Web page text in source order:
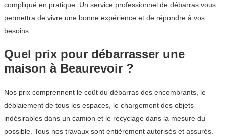
compliqué en pratique. Un service professionnel de débarras vous
permettra de vivre une bonne expérience et de répondre à vos
besoins.
Quel prix pour débarrasser une
maison à Beaurevoir ?
Nos prix comprennent le coût du débarras des encombrants, le
déblaiement de tous les espaces, le chargement des objets
indésirables dans un camion et le recyclage dans la mesure du
possible. Tous nos travaux sont entièrement autorisés et assurés.